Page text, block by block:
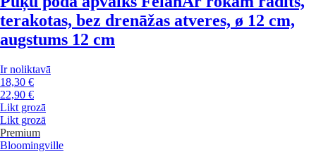
terakotas, bez drenāžas atveres, ø 12 cm,
augstums 12 cm
Ir noliktavā
18,30 €
22,90 €
Likt grozā
Likt grozā
Premium
Bloomingville